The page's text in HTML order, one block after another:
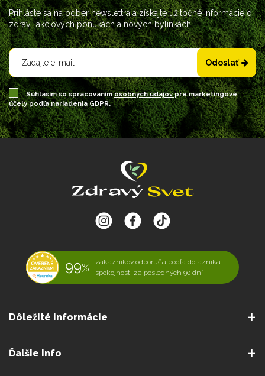
Prihláste sa na odber newslettra a získajte užitočné informácie o
zdraví, akciových ponukách a nových bylinkách.
Odoslať
Súhlasím so spracovanímosobných údajovpre marketingové
účely podľa nariadenia GDPR.
99%
zákazníkov odporúča podľa dotazníka
spokojnosti za posledných 90 dní
Dôležité informácie
Ďalšie info